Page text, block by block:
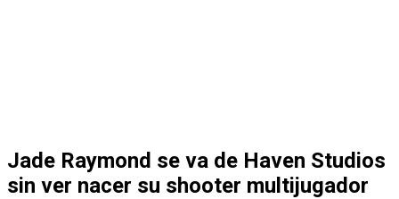
Jade Raymond se va de Haven Studios
sin ver nacer su shooter multijugador